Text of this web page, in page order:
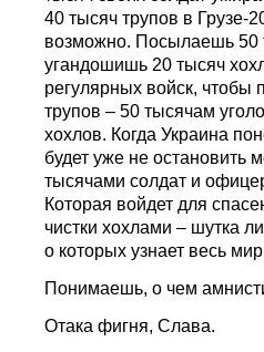
40 тысяч трупов в
возможно. Посылаешь 50
угандошишь 20 тысяч
регулярных войск, чтобы
трупов – 50 тысячам
хохлов. Когда Украина
будет уже не остановить
тысячами солдат и
Которая войдет для
чистки хохлами – шутка
о которых узнает весь
Понимаешь, о чем
Отака фигня, Слава.